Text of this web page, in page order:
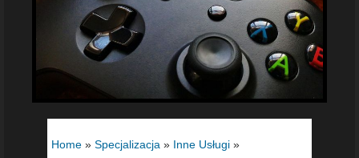
Home » Specjalizacja » Inne Usługi »